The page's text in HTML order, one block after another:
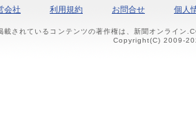
会社 利用規約 お問合せ 個人
載されているコンテンツの著作権は、新聞オンライン
Copyright(C) 2009-